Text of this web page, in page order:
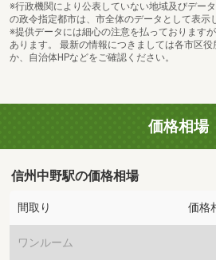
※行政機関により公表していない地域及びデー
の政令指定都市は、市全体のデータとして表示
※提供データには細心の注意を払っております
あります。 最新の情報につきましては各市区役
か、自治体HPなどをご確認ください。
価格相場
信州中野駅の価格相場
間取り 価格
ワンルーム